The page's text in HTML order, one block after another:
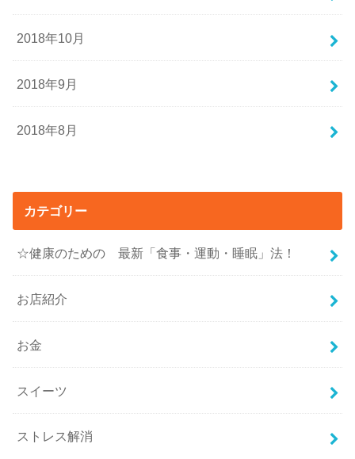
2018年10月
2018年9月
2018年8月
カテゴリー
☆健康のための 最新「食事・運動・睡眠」法！
お店紹介
お金
スイーツ
ストレス解消